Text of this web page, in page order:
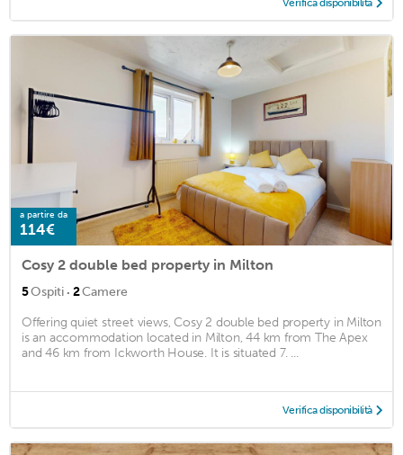
a partire da
114€
Cosy 2 double bed property in Milton
5Ospiti · 2Camere
Offering quiet street views, Cosy 2 double bed property in Milton
is an accommodation located in Milton, 44 km from The Apex
and 46 km from Ickworth House. It is situated 7. ...
Verifica disponibilità